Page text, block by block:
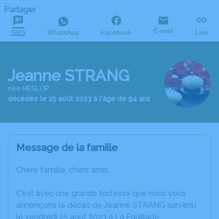
Partager
SMS WhatsApp Facebook E-mail Lien
Jeanne STRANG
née HESLOP
décédée le 25 août 2023 à l'âge de 94 ans
Message de la famille
Chère famille, chers amis,
C’est avec une grande tristesse que nous vous
annonçons le décès de Jeanne STRANG survenu
le vendredi 25 août 2023 à La Fouillade.